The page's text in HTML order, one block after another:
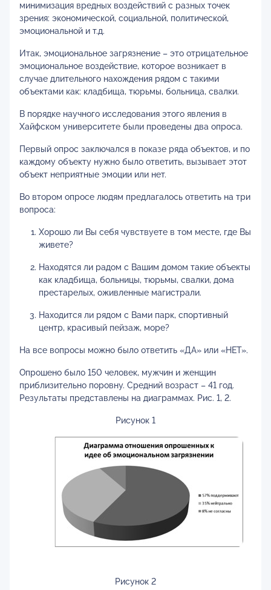
минимизация вредных воздействий с разных точек
зрения: экономической, социальной, политической,
эмоциональной и т.д.
Итак, эмоциональное загрязнение – это отрицательное
эмоциональное воздействие, которое возникает в
случае длительного нахождения рядом с такими
объектами как: кладбища, тюрьмы, больница, свалки.
В порядке научного исследования этого явления в
Хайфском университете были проведены два опроса.
Первый опрос заключался в показе ряда объектов, и по
каждому объекту нужно было ответить, вызывает этот
объект неприятные эмоции или нет.
Во втором опросе людям предлагалось ответить на три
вопроса:
Хорошо ли Вы себя чувствуете в том месте, где Вы
живете?
Находятся ли радом с Вашим домом такие объекты
как кладбища, больницы, тюрьмы, свалки, дома
престарелых, оживленные магистрали.
Находится ли рядом с Вами парк, спортивный
центр, красивый пейзаж, море?
На все вопросы можно было ответить «ДА» или «НЕТ».
Опрошено было 150 человек, мужчин и женщин
приблизительно поровну. Средний возраст – 41 год.
Результаты представлены на диаграммах. Рис. 1, 2.
Рисунок 1
Рисунок 2